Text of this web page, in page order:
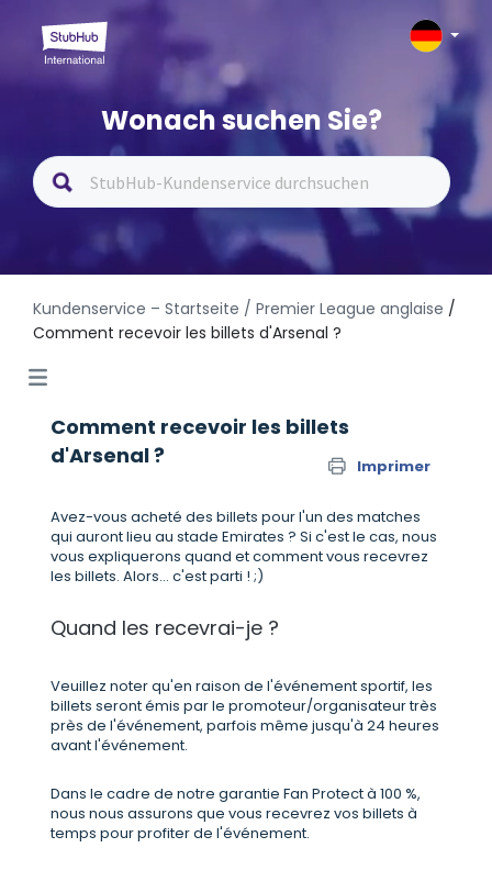
Wonach suchen Sie?
Kundenservice – Startseite / Premier League anglaise /
Comment recevoir les billets d'Arsenal ?
Comment recevoir les billets
d'Arsenal ?
Imprimer
Avez-vous acheté des billets pour l'un des matches
qui auront lieu au stade Emirates ? Si c'est le cas, nous
vous expliquerons quand et comment vous recevrez
les billets. Alors... c'est parti ! ;)
Quand les recevrai-je ?
Veuillez noter qu'en raison de l'événement sportif, les
billets seront émis par le promoteur/organisateur très
près de l'événement, parfois même jusqu'à 24 heures
avant l'événement.
Dans le cadre de notre garantie Fan Protect à 100 %,
nous nous assurons que vous recevrez vos billets à
temps pour profiter de l'événement.